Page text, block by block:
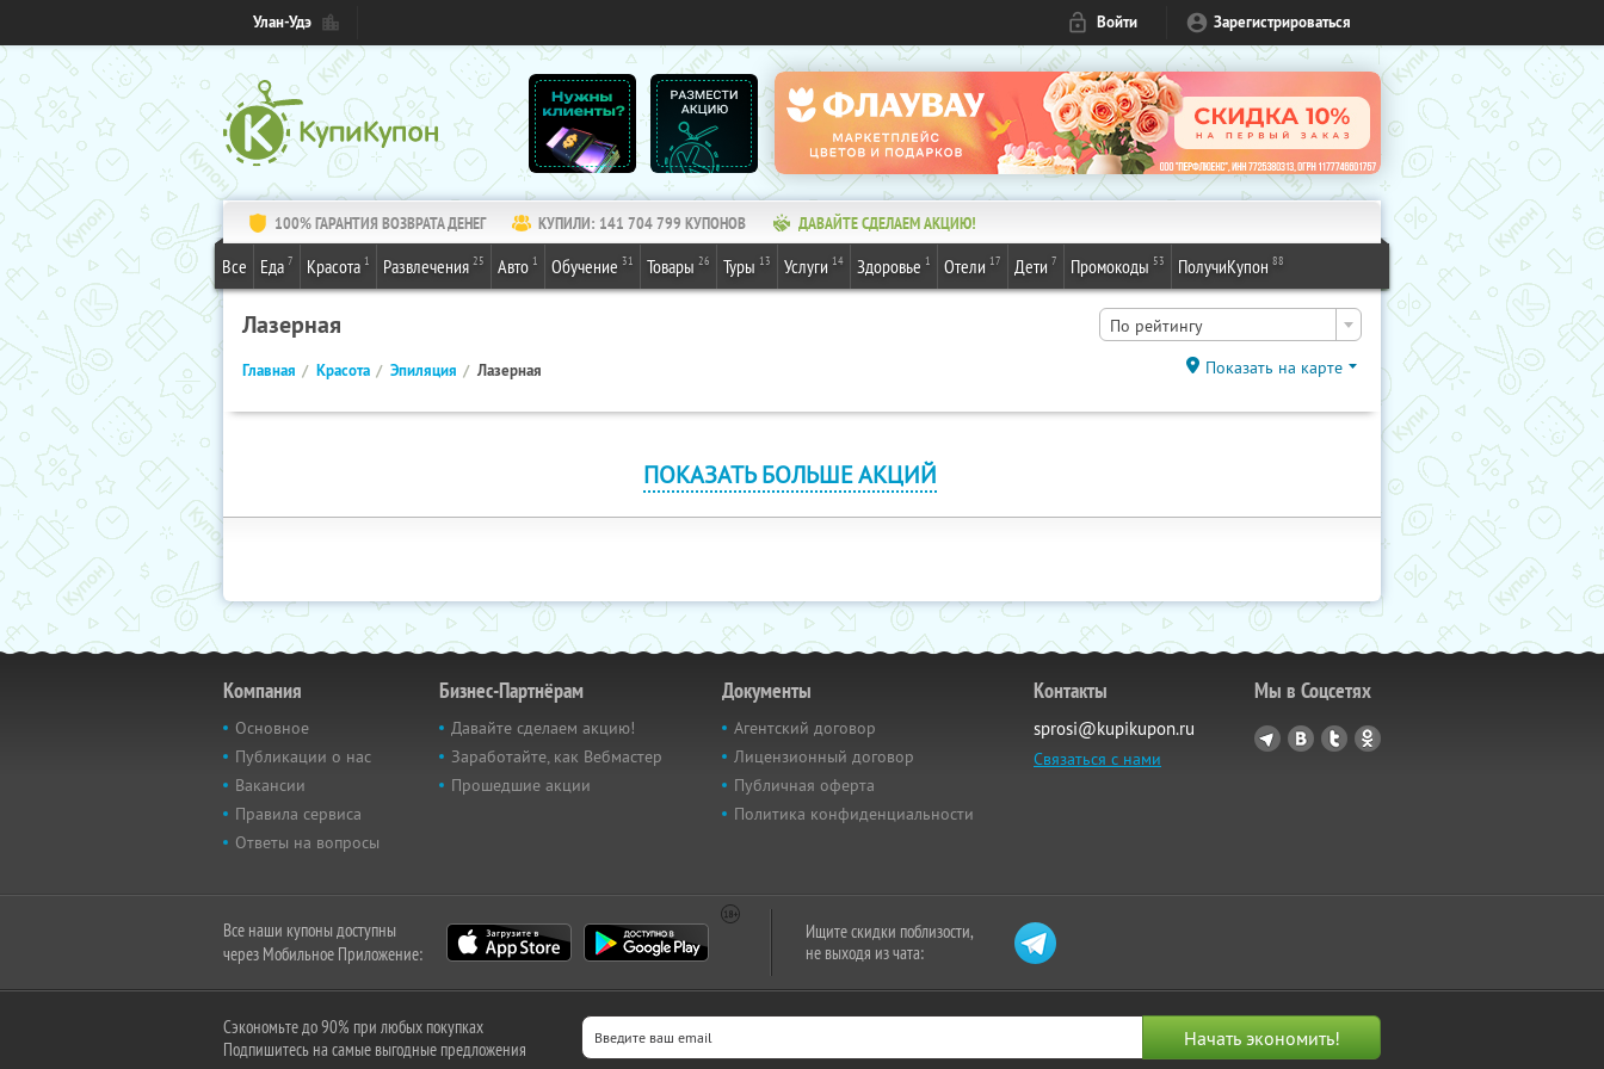
Улан-Удэ Войти Зарегистрироваться
100% ГАРАНТИЯ ВОЗВРАТА ДЕНЕГ КУПИЛИ: 141 704 799 КУПОНОВ ДАВАЙТЕ СДЕЛАЕМ АКЦИЮ!
Все Еда 7 Красота 1 Развлечения 25 Авто 1 Обучение 31 Товары 26 Туры 13 Услуги 14 Здоровье 1 Отели 17 Дети 7 Промокоды 53 ПолучиКупон 88
Лазерная По рейтингу
Главная Красота Эпиляция Лазерная Показать на карте
ПОКАЗАТЬ БОЛЬШЕ АКЦИЙ
Компания
Основное
Публикации о нас
Вакансии
Правила сервиса
Ответы на вопросы
Бизнес-Партнёрам
Давайте сделаем акцию!
Заработайте, как Вебмастер
Прошедшие акции
Документы
Агентский договор
Лицензионный договор
Публичная оферта
Политика конфиденциальности
Контакты
sprosi@kupikupon.ru
Связаться с нами
Мы в Соцсетях
Все наши купоны доступны
через Мобильное Приложение:
Ищите скидки поблизости,
не выходя из чата:
Сэкономьте до 90% при любых покупках
Подпишитесь на самые выгодные предложения